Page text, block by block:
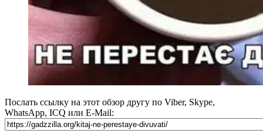
Послать ссылку на этот обзор другу по Viber, Skype,
WhatsApp, ICQ или E-Mail: